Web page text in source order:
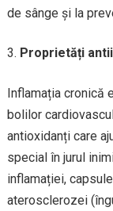
de sânge și la
Proprietăți
Inflamația cronică
bolilor
antioxidanți care
special în jurul
inflamației,
aterosclerozei